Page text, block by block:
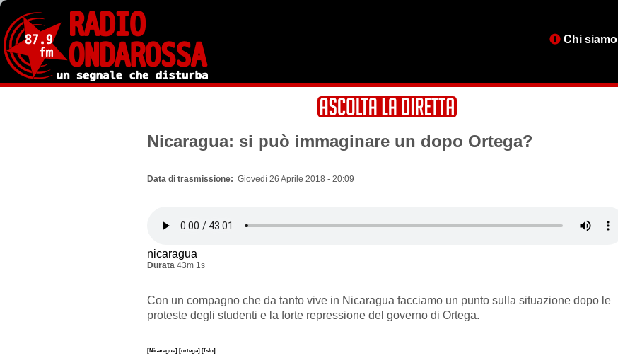
Salta
contenuto
principale
MenuChi siamo
Nicaragua: si può immaginare un dopo Ortega?
Data di trasmissione Giovedì 26 Aprile 2018 - 20:09
nicaragua
Durata 43m 1s
Con un compagno che da tanto vive in Nicaragua facciamo un punto sulla situazione dopo le
proteste degli studenti e la forte repressione del governo di Ortega.
[Nicaragua] [ortega] [fsln]